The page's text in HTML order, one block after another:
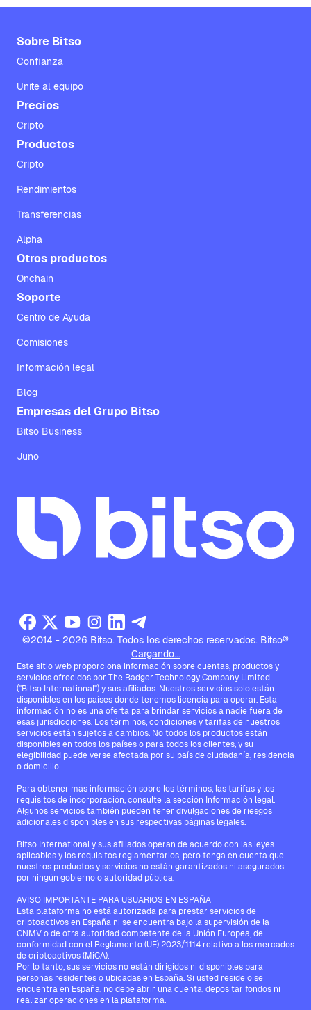
Sobre Bitso
Confianza
Unite al equipo
Precios
Cripto
Productos
Cripto
Rendimientos
Transferencias
Alpha
Otros productos
Onchain
Soporte
Centro de Ayuda
Comisiones
Información legal
Blog
Empresas del Grupo Bitso
Bitso Business
Juno
©2014 - 2026 Bitso. Todos los derechos reservados. Bitso®
Cargando...
Este sitio web proporciona información sobre cuentas, productos y
servicios ofrecidos por The Badger Technology Company Limited
("Bitso International") y sus afiliados. Nuestros servicios solo están
disponibles en los países donde tenemos licencia para operar. Esta
información no es una oferta para brindar servicios a nadie fuera de
esas jurisdicciones. Los términos, condiciones y tarifas de nuestros
servicios están sujetos a cambios. No todos los productos están
disponibles en todos los países o para todos los clientes, y su
elegibilidad puede verse afectada por su país de ciudadanía, residencia
o domicilio.
Para obtener más información sobre los términos, las tarifas y los
requisitos de incorporación, consulte la sección Información legal.
Algunos servicios también pueden tener divulgaciones de riesgos
adicionales disponibles en sus respectivas páginas legales.
Bitso International y sus afiliados operan de acuerdo con las leyes
aplicables y los requisitos reglamentarios, pero tenga en cuenta que
nuestros productos y servicios no están garantizados ni asegurados
por ningún gobierno o autoridad pública.
AVISO IMPORTANTE PARA USUARIOS EN ESPAÑA
Esta plataforma no está autorizada para prestar servicios de
criptoactivos en España ni se encuentra bajo la supervisión de la
CNMV o de otra autoridad competente de la Unión Europea, de
conformidad con el Reglamento (UE) 2023/1114 relativo a los mercados
de criptoactivos (MiCA).
Por lo tanto, sus servicios no están dirigidos ni disponibles para
personas residentes o ubicadas en España. Si usted reside o se
encuentra en España, no debe abrir una cuenta, depositar fondos ni
realizar operaciones en la plataforma.